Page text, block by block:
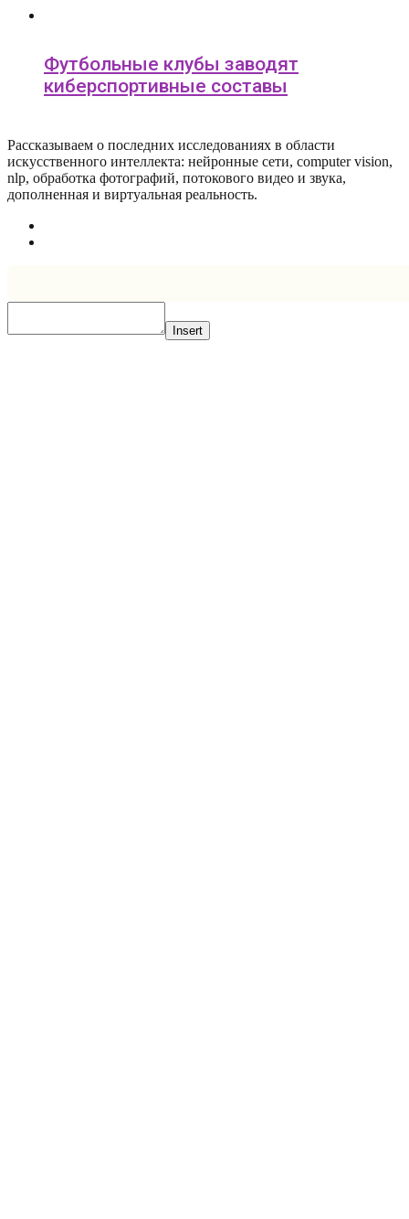
Футбольные клубы заводят
киберспортивные составы
Рассказываем о последних исследованиях в области
искусcтвенного интеллекта: нейронные сети, computer vision,
nlp, обработка фотографий, потокового видео и звука,
дополненная и виртуальная реальность.
Insert